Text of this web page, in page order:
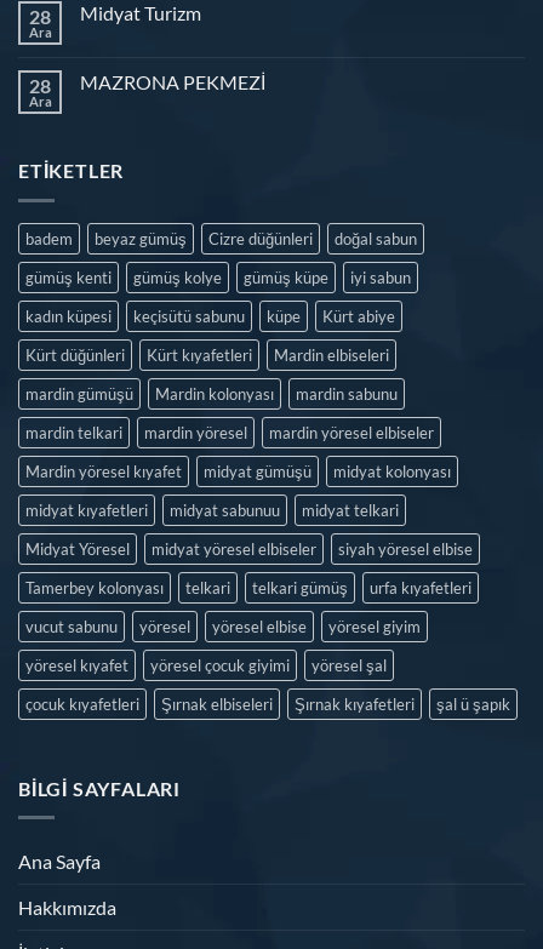
28
Ara
Midyat Turizm
28
Ara
MAZRONA PEKMEZİ
ETIKETLER
badem beyaz gümüş Cizre düğünleri
doğal sabun
gümüş kenti
gümüş kolye gümüş küpe
iyi sabun
kadın küpesi
keçisütü sabunu küpe
Kürt abiye
Kürt düğünleri
Kürt kıyafetleri
Mardin elbiseleri
mardin gümüşü
Mardin kolonyası
mardin sabunu
mardin telkari
mardin yöresel
mardin yöresel elbiseler
Mardin yöresel kıyafet
midyat gümüşü
midyat kolonyası
midyat kıyafetleri
midyat sabunuu
midyat telkari
Midyat Yöresel
midyat yöresel elbiseler
siyah yöresel elbise
Tamerbey kolonyası
telkari telkari gümüş
urfa kıyafetleri
vucut sabunu
yöresel yöresel elbise
yöresel giyim
yöresel kıyafet
yöresel çocuk giyimi
yöresel şal
çocuk kıyafetleri
Şırnak elbiseleri Şırnak kıyafetleri şal ü şapık
BILGI SAYFALARI
Ana Sayfa
Hakkımızda